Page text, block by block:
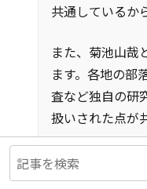
共通しているか
また、菊池山哉
ます。各地の部
査など独自の研
扱いされた点が
むろん宮武外骨
出身を名乗り、